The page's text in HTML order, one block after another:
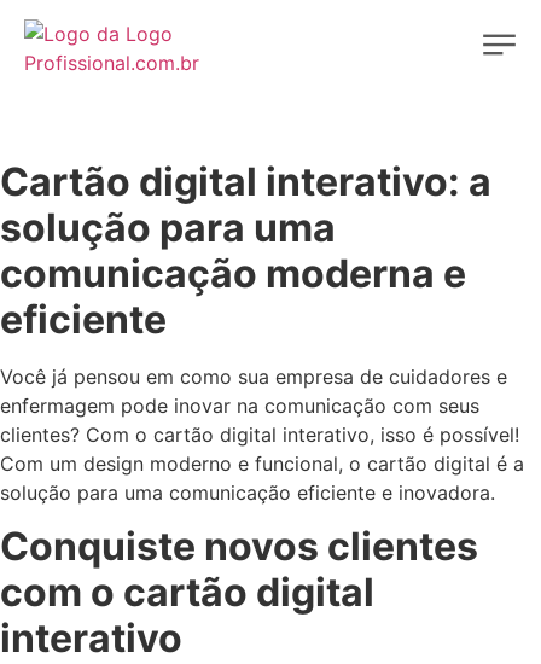
Cartão digital interativo: a
solução para uma
comunicação moderna e
eficiente
Você já pensou em como sua empresa de cuidadores e
enfermagem pode inovar na comunicação com seus
clientes? Com o cartão digital interativo, isso é possível!
Com um design moderno e funcional, o cartão digital é a
solução para uma comunicação eficiente e inovadora.
Conquiste novos clientes
com o cartão digital
interativo